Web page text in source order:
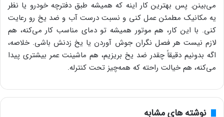
می‌بینن. پس بهترین کار اینه که همیشه طبق دفترچه خودرو یا نظر
یه مکانیک مطمئن عمل کنی و نسبت درست آب و ضد یخ رو رعایت
کنی. با این کار، هم موتور همیشه تو دمای مناسب کار می‌کنه، هم
لازم نیست هر فصل نگران جوش آوردن یا یخ زدنش باشی. خلاصه،
اگه بدونیم دقیقاً چقدر ضد یخ بریزیم، هم ماشینت عمر بیشتری پیدا
می‌کنه، هم خیالت راحته که همه‌چیز تحت کنترله.
نوشته های مشابه